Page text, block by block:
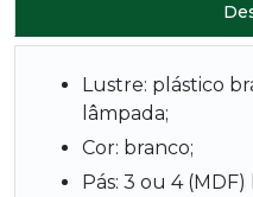
Lustre: plástico branco fosco com 1
lâmpada;
Cor: branco;
Pás: 3 ou 4 (MDF) laqueadas na cor do